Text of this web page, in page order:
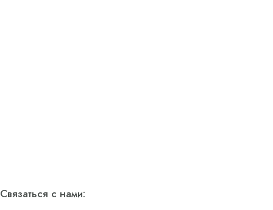
Связаться с нами: